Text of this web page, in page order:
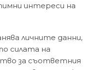
интереси на
личните данни,
силата на
за съответния